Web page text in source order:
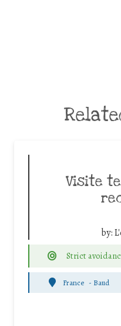
Visite
by:
Strict
France - Baud